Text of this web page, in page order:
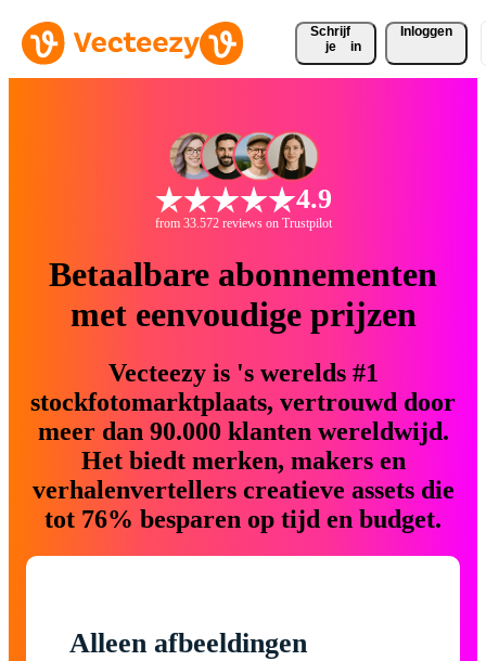
Schrijf
je
in
Inloggen
4.9
from 33.572 reviews on Trustpilot
Betaalbare abonnementen
met eenvoudige prijzen
Vecteezy is 's werelds #1
stockfotomarktplaats, vertrouwd door
meer dan 90.000 klanten wereldwijd.
Het biedt merken, makers en
verhalenvertellers creatieve assets die
tot 76% besparen op tijd en budget.
Alleen afbeeldingen